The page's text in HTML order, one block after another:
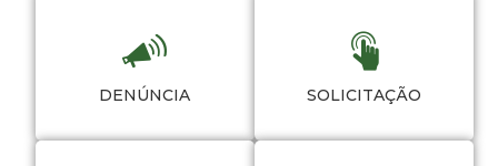
DENÚNCIA SOLICITAÇÃO